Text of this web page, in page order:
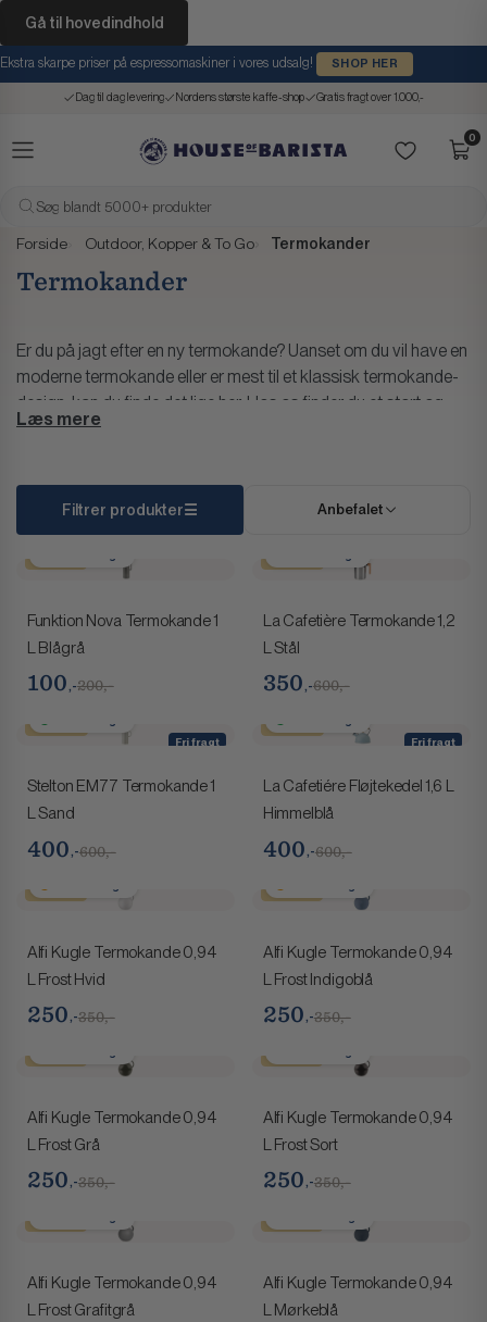
Gå til hovedindhold
Ekstra skarpe priser på espressomaskiner i vores udsalg! SHOP HER
Dag til dag levering Nordens største kaffe-shop Gratis fragt over 1.000,-
Søg blandt 5000+ produkter
0
Forside Outdoor, Kopper & To Go Termokander
Termokander
Er du på jagt efter en ny termokande? Uanset om du vil have en
moderne termokande eller er mest til et klassisk termokande-
design, kan du finde det lige her. Hos os finder du et stort og
varieret udvalg af termokander i bedste kvalitet. Vi har mærker
deres smukke designs, høje kvalitet og lange levetid.
Læs mere
Filtrer produkter Anbefalet
100 ,-200,-
Funktion Nova Termokande 1
L Blågrå
350 ,-600,-
La Cafetière Termokande 1,2
L Stål
Fri fragt
Spar 200,-
400 ,-600,-
Stelton EM77 Termokande 1
L Sand
Fri fragt
Spar 200,-
400 ,-600,-
La Cafetiére Fløjtekedel 1,6 L
Himmelblå
Spar 100,-
250,-350,-
Alfi Kugle Termokande 0,94
L Frost Hvid
Spar 100,-
250,-350,-
Alfi Kugle Termokande 0,94
L Frost Indigoblå
250,-350,-
Alfi Kugle Termokande 0,94
L Frost Grå
250,-350,-
Alfi Kugle Termokande 0,94
L Frost Sort
Alfi Kugle Termokande 0,94
L Frost Grafitgrå
Alfi Kugle Termokande 0,94
L Mørkeblå